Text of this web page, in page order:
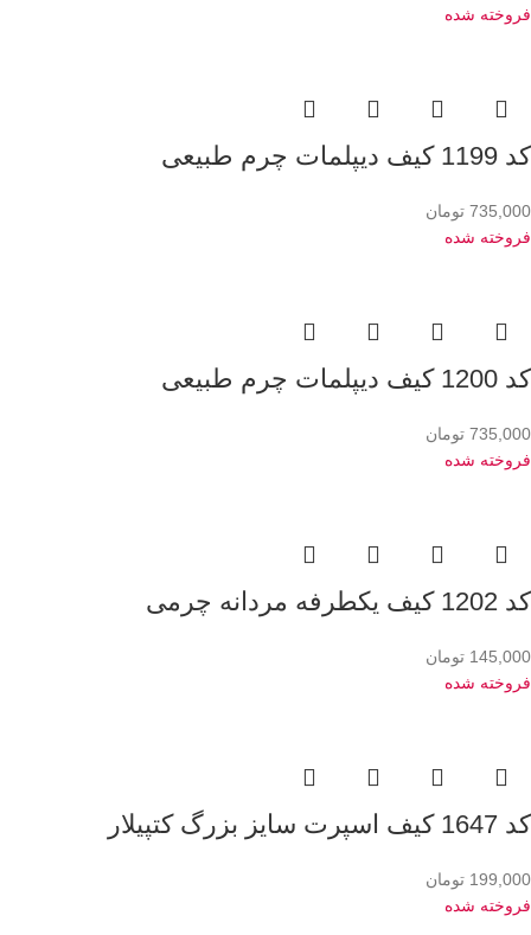
فروخته شده
کد 1199 کیف دیپلمات چرم طبیعی
735,000 تومان
فروخته شده
کد 1200 کیف دیپلمات چرم طبیعی
735,000 تومان
فروخته شده
کد 1202 کیف یکطرفه مردانه چرمی
145,000 تومان
فروخته شده
کد 1647 کیف اسپرت سایز بزرگ کتپیلار
199,000 تومان
فروخته شده